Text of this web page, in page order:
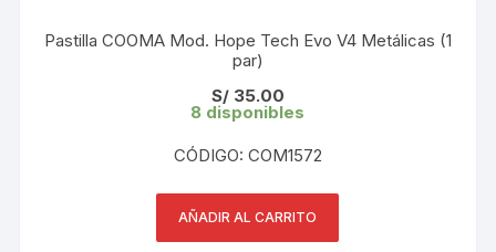
Pastilla COOMA Mod. Hope Tech Evo V4 Metálicas (1
par)
S/35.00
8 disponibles
CÓDIGO: COM1572
AÑADIR AL CARRITO